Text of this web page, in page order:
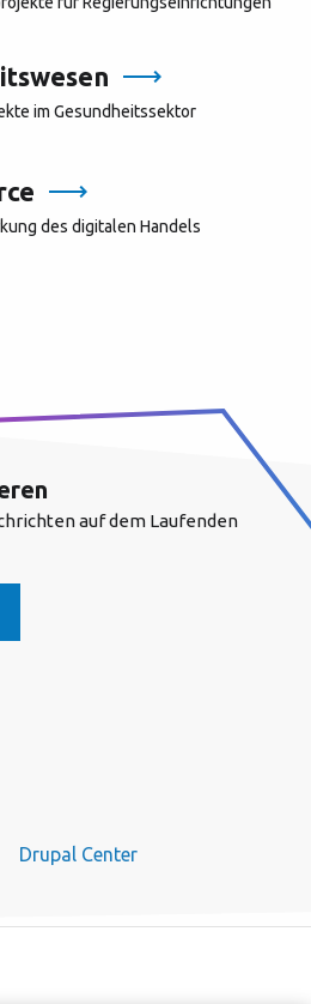
im Gesundheitssektor
des digitalen Handels
auf dem Laufenden
Drupal Center